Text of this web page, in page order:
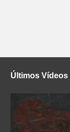
Últimos Vídeos